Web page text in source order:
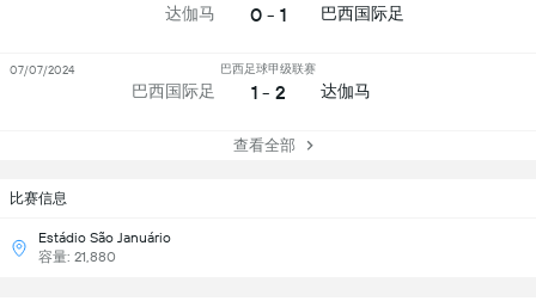
比赛信息
Estádio São Januário
容量: 21,880
达伽马 0 - 1 巴西国际足
巴西国际足
巴西足球甲级联赛
1 - 2 达伽马
07/07/2024
查看全部